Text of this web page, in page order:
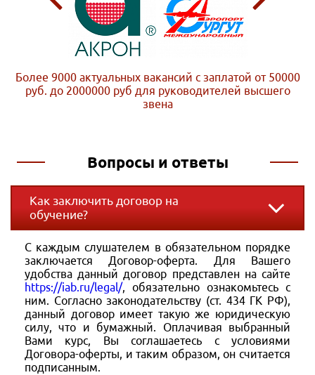
Более 9000 актуальных вакансий с заплатой от 50000
руб. до 2000000 руб для руководителей высшего
звена
Вопросы и ответы
Как заключить договор на
обучение?
С каждым слушателем в обязательном порядке
заключается Договор-оферта. Для Вашего
удобства данный договор представлен на сайте
https://iab.ru/legal/, обязательно ознакомьтесь с
ним. Согласно законодательству (ст. 434 ГК РФ),
данный договор имеет такую же юридическую
силу, что и бумажный. Оплачивая выбранный
Вами курс, Вы соглашаетесь с условиями
Договора-оферты, и таким образом, он считается
подписанным.